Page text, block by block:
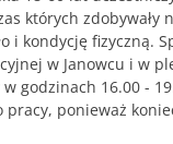
których zdobywały
i kondycję fizyczną.
w Janowcu i w
godzinach 16.00 -
pracy, ponieważ